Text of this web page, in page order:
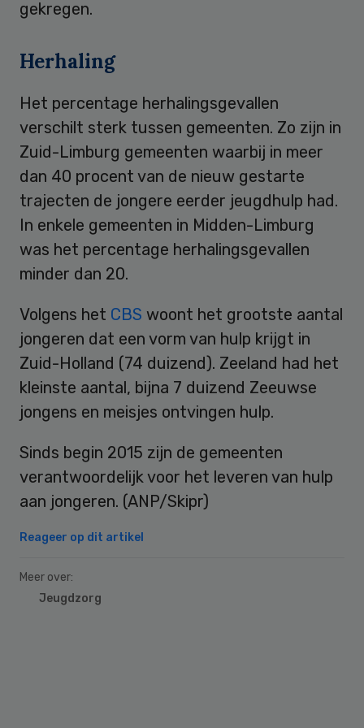
gekregen.
Herhaling
Het percentage herhalingsgevallen
verschilt sterk tussen gemeenten. Zo zijn in
Zuid-Limburg gemeenten waarbij in meer
dan 40 procent van de nieuw gestarte
trajecten de jongere eerder jeugdhulp had.
In enkele gemeenten in Midden-Limburg
was het percentage herhalingsgevallen
minder dan 20.
Volgens het CBS woont het grootste aantal
jongeren dat een vorm van hulp krijgt in
Zuid-Holland (74 duizend). Zeeland had het
kleinste aantal, bijna 7 duizend Zeeuwse
jongens en meisjes ontvingen hulp.
Sinds begin 2015 zijn de gemeenten
verantwoordelijk voor het leveren van hulp
aan jongeren. (ANP/Skipr)
Reageer op dit artikel
Meer over:
Jeugdzorg